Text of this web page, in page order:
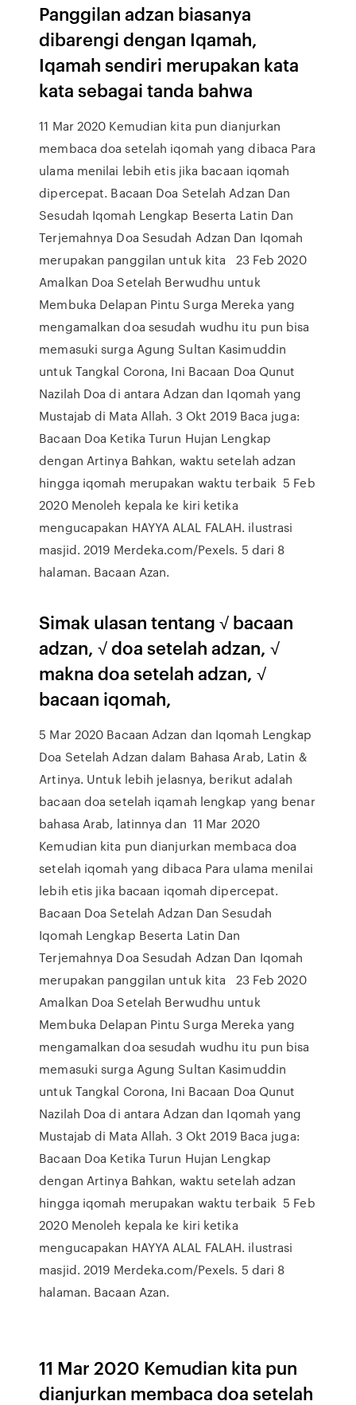
Panggilan adzan biasanya
dibarengi dengan Iqamah,
Iqamah sendiri merupakan kata
kata sebagai tanda bahwa
11 Mar 2020 Kemudian kita pun dianjurkan
membaca doa setelah iqomah yang dibaca Para
ulama menilai lebih etis jika bacaan iqomah
dipercepat. Bacaan Doa Setelah Adzan Dan
Sesudah Iqomah Lengkap Beserta Latin Dan
Terjemahnya Doa Sesudah Adzan Dan Iqomah
merupakan panggilan untuk kita 23 Feb 2020
Amalkan Doa Setelah Berwudhu untuk
Membuka Delapan Pintu Surga Mereka yang
mengamalkan doa sesudah wudhu itu pun bisa
memasuki surga Agung Sultan Kasimuddin
untuk Tangkal Corona, Ini Bacaan Doa Qunut
Nazilah Doa di antara Adzan dan Iqomah yang
Mustajab di Mata Allah. 3 Okt 2019 Baca juga:
Bacaan Doa Ketika Turun Hujan Lengkap
dengan Artinya Bahkan, waktu setelah adzan
hingga iqomah merupakan waktu terbaik 5 Feb
2020 Menoleh kepala ke kiri ketika
mengucapakan HAYYA ALAL FALAH. ilustrasi
masjid. 2019 Merdeka.com/Pexels. 5 dari 8
halaman. Bacaan Azan.
Simak ulasan tentang √ bacaan
adzan, √ doa setelah adzan, √
makna doa setelah adzan, √
bacaan iqomah,
5 Mar 2020 Bacaan Adzan dan Iqomah Lengkap
Doa Setelah Adzan dalam Bahasa Arab, Latin &
Artinya. Untuk lebih jelasnya, berikut adalah
bacaan doa setelah iqamah lengkap yang benar
bahasa Arab, latinnya dan 11 Mar 2020
Kemudian kita pun dianjurkan membaca doa
setelah iqomah yang dibaca Para ulama menilai
lebih etis jika bacaan iqomah dipercepat.
Bacaan Doa Setelah Adzan Dan Sesudah
Iqomah Lengkap Beserta Latin Dan
Terjemahnya Doa Sesudah Adzan Dan Iqomah
merupakan panggilan untuk kita 23 Feb 2020
Amalkan Doa Setelah Berwudhu untuk
Membuka Delapan Pintu Surga Mereka yang
mengamalkan doa sesudah wudhu itu pun bisa
memasuki surga Agung Sultan Kasimuddin
untuk Tangkal Corona, Ini Bacaan Doa Qunut
Nazilah Doa di antara Adzan dan Iqomah yang
Mustajab di Mata Allah. 3 Okt 2019 Baca juga:
Bacaan Doa Ketika Turun Hujan Lengkap
dengan Artinya Bahkan, waktu setelah adzan
hingga iqomah merupakan waktu terbaik 5 Feb
2020 Menoleh kepala ke kiri ketika
mengucapakan HAYYA ALAL FALAH. ilustrasi
masjid. 2019 Merdeka.com/Pexels. 5 dari 8
halaman. Bacaan Azan.
11 Mar 2020 Kemudian kita pun
dianjurkan membaca doa setelah